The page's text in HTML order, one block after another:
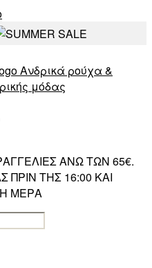
ΑΝΩ ΤΩΝ 65€.
ΤΗΣ 16:00 ΚΑΙ
ΜΕΡΑ